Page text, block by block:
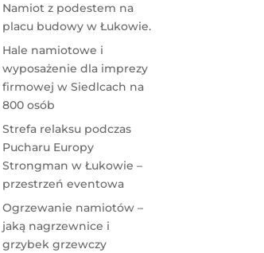
Namiot z podestem na
placu budowy w Łukowie.
Hale namiotowe i
wyposażenie dla imprezy
firmowej w Siedlcach na
800 osób
Strefa relaksu podczas
Pucharu Europy
Strongman w Łukowie –
przestrzeń eventowa
Ogrzewanie namiotów –
jaką nagrzewnice i
grzybek grzewczy